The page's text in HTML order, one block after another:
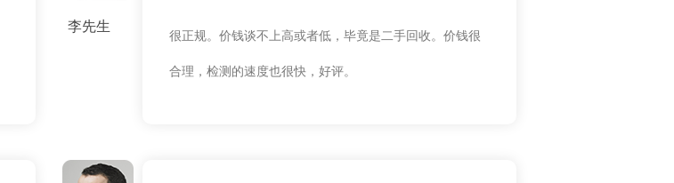
李先生
很正规。价钱谈不上高或者低，毕竟是二手回收。价钱很
合理，检测的速度也很快，好评。